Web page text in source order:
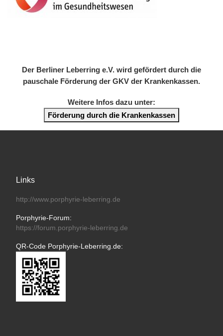
Der Berliner Leberring e.V. wird gefördert durch die
pauschale Förderung der GKV der Krankenkassen.
Weitere Infos dazu unter:
Förderung durch die Krankenkassen
Links
http://www.porphyrie-leberring.de
Porphyrie-Forum:
https://forum.porphyrie-leberring.de
QR-Code Porphyrie-Leberring.de: